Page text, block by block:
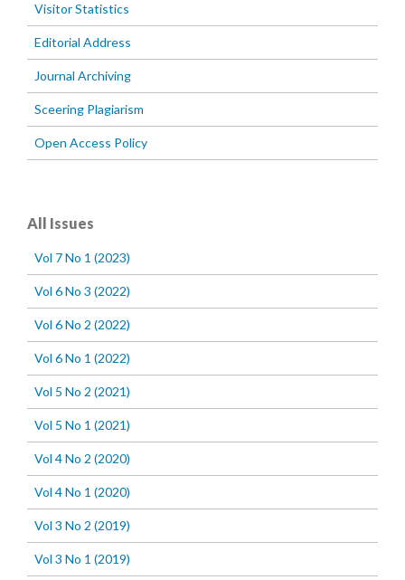
Visitor Statistics
Editorial Address
Journal Archiving
Sceering Plagiarism
Open Access Policy
All Issues
Vol 7 No 1 (2023)
Vol 6 No 3 (2022)
Vol 6 No 2 (2022)
Vol 6 No 1 (2022)
Vol 5 No 2 (2021)
Vol 5 No 1 (2021)
Vol 4 No 2 (2020)
Vol 4 No 1 (2020)
Vol 3 No 2 (2019)
Vol 3 No 1 (2019)